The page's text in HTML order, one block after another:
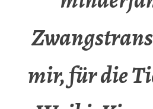
mir, für die